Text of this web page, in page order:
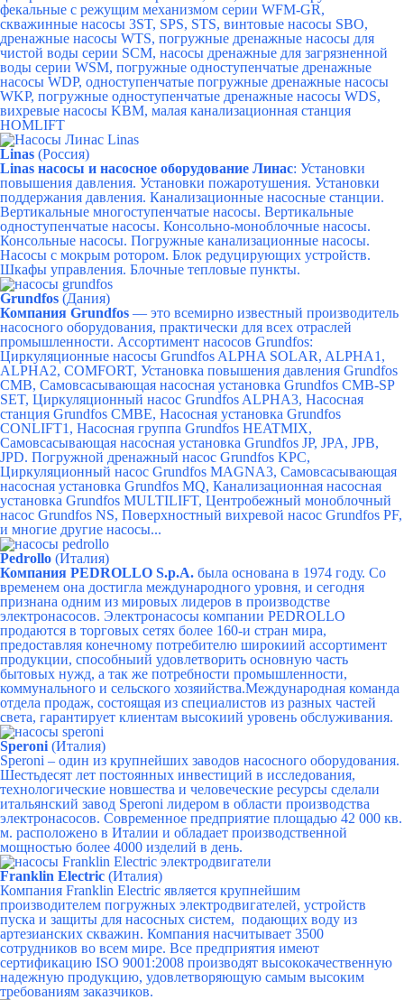
фекальные с режущим механизмом серии WFM-GR,
скважинные насосы 3ST, SPS, STS, винтовые насосы SBO,
дренажные насосы WTS, погружные дренажные насосы для
чистой воды серии SCM, насосы дренажные для загрязненной
воды серии WSM, погружные одноступенчатые дренажные
насосы WDP, одноступенчатые погружные дренажные насосы
WKP, погружные одноступенчатые дренажные насосы WDS,
вихревые насосы KBM, малая канализационная станция
HOMLIFT
Linas (Россия)
Linas насосы и насосное оборудование Линас: Установки
повышения давления. Установки пожаротушения. Установки
поддержания давления. Канализационные насосные станции.
Вертикальные многоступенчатые насосы. Вертикальные
одноступенчатые насосы. Консольно-моноблочные насосы.
Консольные насосы. Погружные канализационные насосы.
Насосы с мокрым ротором. Блок редуцирующих устройств.
Шкафы управления. Блочные тепловые пункты.
Grundfos (Дания)
Компания Grundfos — это всемирно известный производитель
насосного оборудования, практически для всех отраслей
промышленности. Ассортимент насосов Grundfos:
Циркуляционные насосы Grundfos ALPHA SOLAR, ALPHA1,
ALPHA2, COMFORT, Установка повышения давления Grundfos
CMB, Самовсасывающая насосная установка Grundfos CMB-SP
SET, Циркуляционный насос Grundfos ALPHA3, Насосная
станция Grundfos CMBE, Насосная установка Grundfos
CONLIFT1, Насосная группа Grundfos HEATMIX,
Самовсасывающая насосная установка Grundfos JP, JPA, JPB,
JPD. Погружной дренажный насос Grundfos KPC,
Циркуляционный насос Grundfos MAGNA3, Самовсасывающая
насосная установка Grundfos MQ, Канализационная насосная
установка Grundfos MULTILIFT, Центробежный моноблочный
насос Grundfos NS, Поверхностный вихревой насос Grundfos PF,
и многие другие насосы...
Pedrollo (Италия)
Компания PEDROLLO S.p.A. была основана в 1974 году. Со
временем она достигла международного уровня, и сегодня
признана одним из мировых лидеров в производстве
электронасосов. Электронасосы компании PEDROLLO
продаются в торговых сетях более 160-и стран мира,
предоставляя конечному потребителю широкиий ассортимент
продукции, способныий удовлетворить основную часть
бытовых нужд, а так же потребности промышленности,
коммунального и сельского хозяийства.Международная команда
отдела продаж, состоящая из специалистов из разных частей
света, гарантирует клиентам высокиий уровень обслуживания.
Speroni (Италия)
Speroni – один из крупнейших заводов насосного оборудования.
Шестьдесят лет постоянных инвестиций в исследования,
технологические новшества и человеческие ресурсы сделали
итальянский завод Speroni лидером в области производства
электронасосов. Современное предприятие площадью 42 000 кв.
м. расположено в Италии и обладает производственной
мощностью более 4000 изделий в день.
Franklin Electric (Италия)
Компания Franklin Electric является крупнейшим
производителем погружных электродвигателей, устройств
пуска и защиты для насосных систем, подающих воду из
артезианских скважин. Компания насчитывает 3500
сотрудников во всем мире. Все предприятия имеют
сертификацию ISO 9001:2008 производят высококачественную
надежную продукцию, удовлетворяющую самым высоким
требованиям заказчиков.